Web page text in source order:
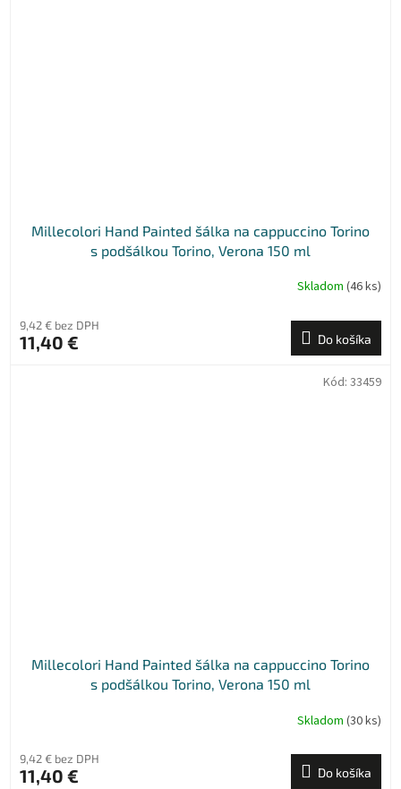
Millecolori Hand Painted šálka na cappuccino Torino
s podšálkou Torino, Verona 150 ml
Skladom (46 ks)
9,42 € bez DPH
11,40 € Do košíka
Millecolori Hand Painted šálka na cappuccino Torino
s podšálkou Torino, Verona 150 ml
Skladom (30 ks)
9,42 € bez DPH
11,40 € Do košíka
Kód: 33459